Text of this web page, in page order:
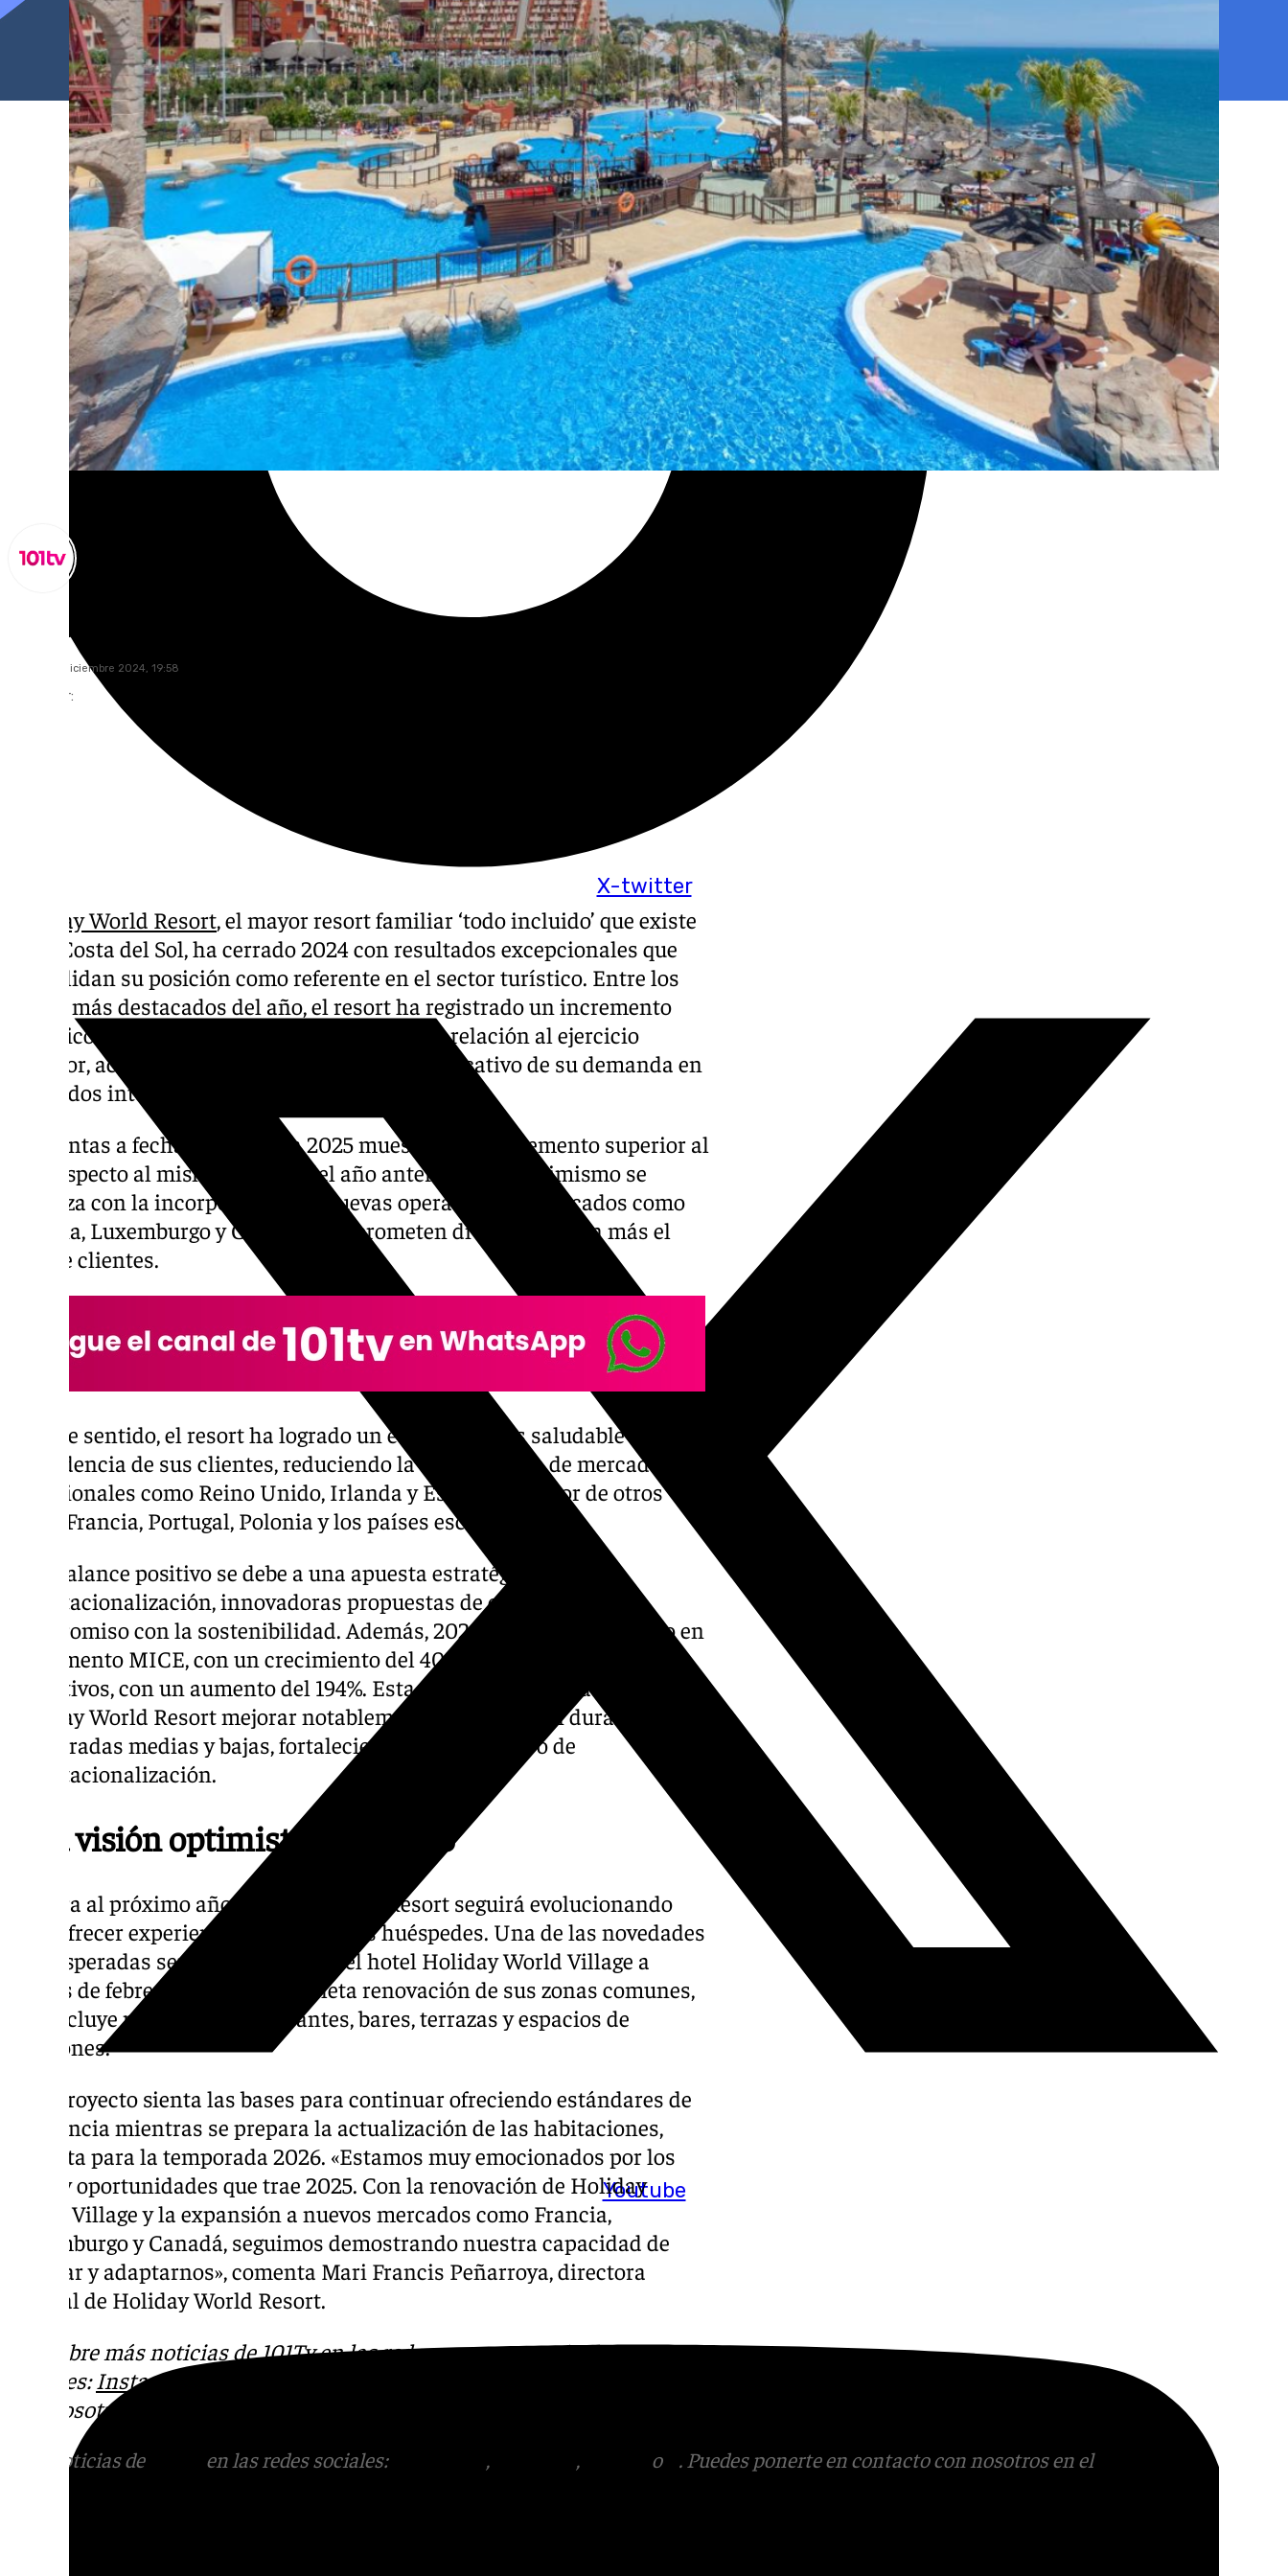
X-twitter
Youtube
Miguel Alfonso
martes, 17 diciembre 2024, 19:58
Compartir:
Holiday World Resort, el mayor resort familiar ‘todo incluido’ que existe
en la Costa del Sol, ha cerrado 2024 con resultados excepcionales que
consolidan su posición como referente en el sector turístico. Entre los
logros más destacados del año, el resort ha registrado un incremento
histórico de más del 11% en su facturación, en relación al ejercicio
anterior, acompañado de un crecimiento significativo de su demanda en
mercados internacionales.
Las ventas a fecha de hoy para 2025 muestran un incremento superior al
15% respecto al mismo periodo del año anterior. Este optimismo se
refuerza con la incorporación de nuevas operativas en mercados como
Francia, Luxemburgo y Canadá, que prometen diversificar aún más el
mix de clientes.
En este sentido, el resort ha logrado un equilibrio más saludable en la
procedencia de sus clientes, reduciendo la dependencia de mercados
tradicionales como Reino Unido, Irlanda y España, en favor de otros
como Francia, Portugal, Polonia y los países escandinavos.
Este balance positivo se debe a una apuesta estratégica por la
desestacionalización, innovadoras propuestas de ocio y un firme
compromiso con la sostenibilidad. Además, 2024 ha marcado un hito en
el segmento MICE, con un crecimiento del 40%, y en los grupos
deportivos, con un aumento del 194%. Esta diversificación ha permitido a
Holiday World Resort mejorar notablemente la ocupación durante las
temporadas medias y bajas, fortaleciendo así su objetivo de
desestacionalización.
Una visión optimista para 2025
De cara al próximo año, Holiday World Resort seguirá evolucionando
para ofrecer experiencias únicas a sus huéspedes. Una de las novedades
más esperadas será la reapertura del hotel Holiday World Village a
finales de febrero, tras una completa renovación de sus zonas comunes,
que incluye recepción, restaurantes, bares, terrazas y espacios de
reuniones.
Este proyecto sienta las bases para continuar ofreciendo estándares de
excelencia mientras se prepara la actualización de las habitaciones,
prevista para la temporada 2026. «Estamos muy emocionados por los
retos y oportunidades que trae 2025. Con la renovación de Holiday
World Village y la expansión a nuevos mercados como Francia,
Luxemburgo y Canadá, seguimos demostrando nuestra capacidad de
innovar y adaptarnos», comenta Mari Francis Peñarroya, directora
general de Holiday World Resort.
Descubre más noticias de 101Tv en las redes
sociales:Instagram
con nosotros en el correo
Más noticias de en las redes sociales: , , o
. Puedes ponerte en contacto con nosotros en el